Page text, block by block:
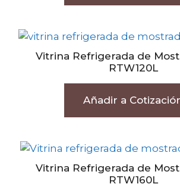
Vitrina Refrigerada de
RTW120L
Añadir a
Vitrina Refrigerada de
RTW160L